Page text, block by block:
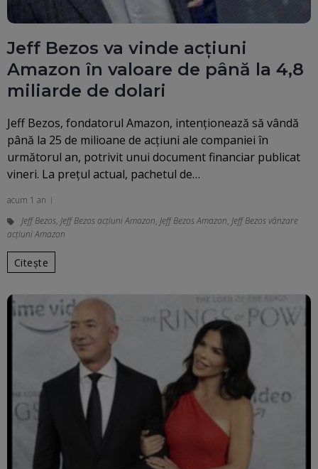
Jeff Bezos va vinde acțiuni
Amazon în valoare de până la 4,8
miliarde de dolari
Jeff Bezos, fondatorul Amazon, intenţionează să vândă
până la 25 de milioane de acţiuni ale companiei în
următorul an, potrivit unui document financiar publicat
vineri. La preţul actual, pachetul de…
acum 1 an
Jeff Bezos, Jeff Bezos acțiuni Amazon, Jeff Bezos Amazon, Jeff Bezos vânzare
acțiuni Amazon
Citește